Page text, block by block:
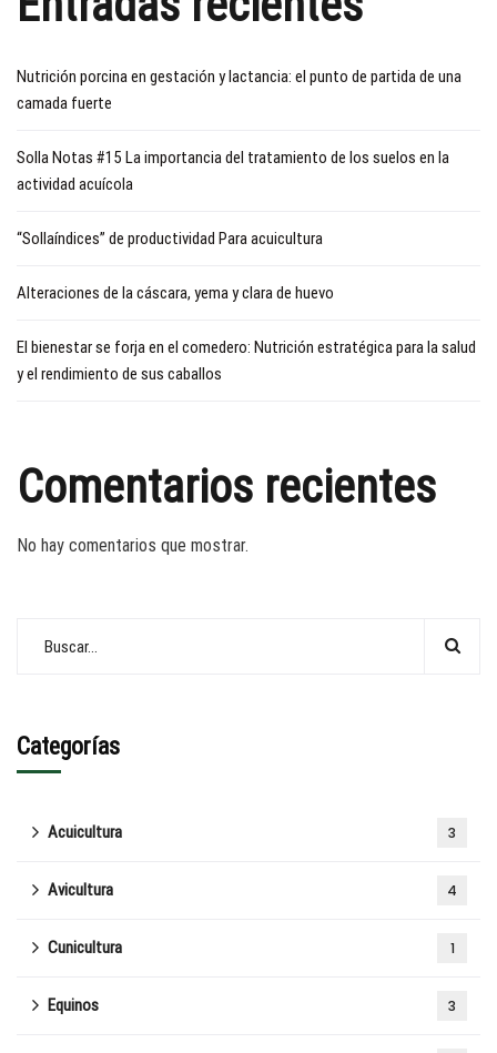
Nutrición porcina en gestación y lactancia: el punto de partida de una
camada fuerte
Solla Notas #15 La importancia del tratamiento de los suelos en la
actividad acuícola
“Sollaíndices” de productividad Para acuicultura
Alteraciones de la cáscara, yema y clara de huevo
El bienestar se forja en el comedero: Nutrición estratégica para la salud
y el rendimiento de sus caballos
Comentarios recientes
No hay comentarios que mostrar.
Categorías
Acuicultura 3
Avicultura 4
Cunicultura 1
Equinos 3